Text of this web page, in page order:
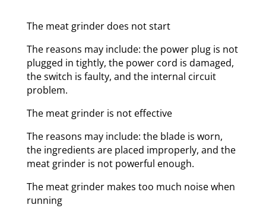
The meat grinder does not start
The reasons may include: the power plug is not
plugged in tightly, the power cord is damaged,
the switch is faulty, and the internal circuit
problem.
The meat grinder is not effective
The reasons may include: the blade is worn,
the ingredients are placed improperly, and the
meat grinder is not powerful enough.
The meat grinder makes too much noise when
running